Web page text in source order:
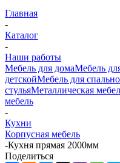
Главная
-
Каталог
-
Наши работы
Мебель для домаМебель
детскойМебель для
стульяМеталлическая
мебель
-
Кухни
Корпусная мебель
-Кухня прямая 2000мм
Поделиться